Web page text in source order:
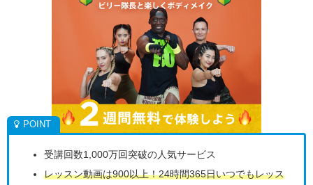
受講回数1,000万回突破の人気サービス
レッスン動画は900以上！24時間365日いつでもレッス